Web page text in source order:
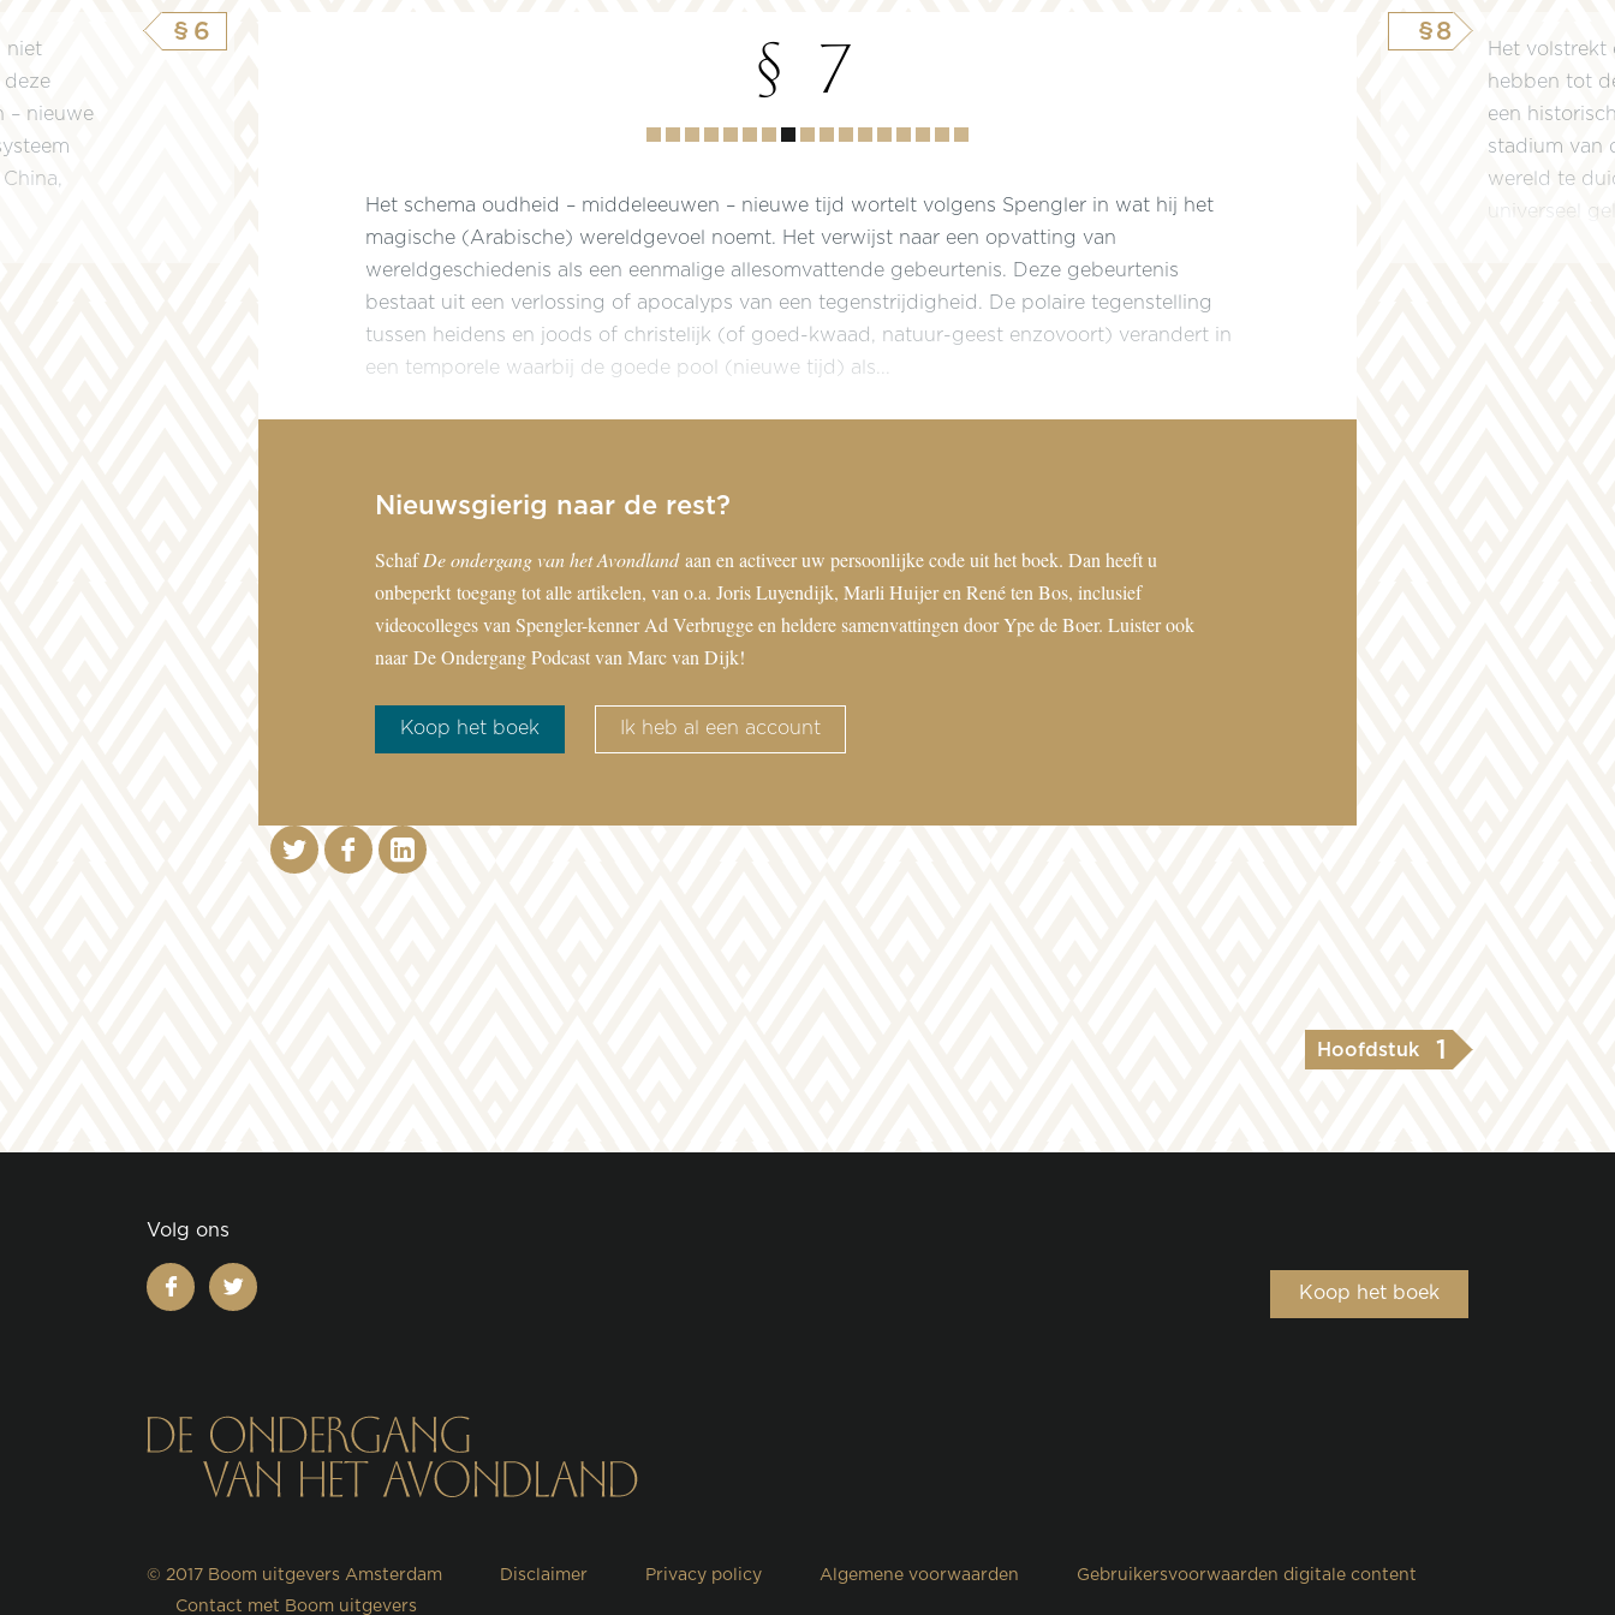
§6 §8
niet
deze
– nieuwe
§ 7
Hoofdstuk
1 2 3 4 5 6 7 8 9 10 11 12 13 14 15
Het schema oudheid – middeleeuwen – nieuwe tijd wortelt volgens Spengler in wat hij het
magische (Arabische) wereldgevoel noemt. Het verwijst naar een opvatting van
wereldgeschiedenis als een eenmalige allesomvattende gebeurtenis. Deze gebeurtenis
bestaat uit een verlossing of apocalyps van een tegenstrijdigheid. De polaire tegenstelling
tussen heidens en joods of christelijk (of goed-kwaad, natuur-geest enzovoort) verandert in
een temporele waarbij de goede pool (nieuwe tijd) als...
Nieuwsgierig naar de rest?
SchafDe ondergang van het Avondlandaan en activeer uw persoonlijke code uit het boek. Dan heeft u
onbeperkt toegang tot alle artikelen, van o.a. Joris Luyendijk, Marli Huijer en René ten Bos, inclusief
videocolleges van Spengler-kenner Ad Verbrugge en heldere samenvattingen door Ype de Boer. Luister ook
naar De Ondergang Podcast van Marc van Dijk!
Koop het boek Ik heb al een account
Het volstrekt
hebben tot
een
stadium van
wereld te
universeel
Hoofdstuk 1
Volg ons
facebooktwitter
Koop het boek
© 2017 Boom uitgevers Amsterdam Disclaimer Privacy policy Algemene voorwaarden
Gebruikersvoorwaarden digitale content
Contact met Boom uitgevers